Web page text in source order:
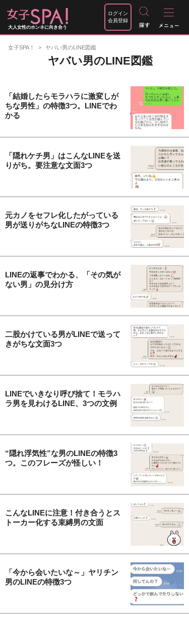
大人女性のホンネに向き合う
ログイン
会員登録
女子SPA！ ヤバい男のLINE図鑑
ヤバい男のLINE図鑑
「結婚したらモラハラに激変しが
ちな男性」の特徴3つ。LINEでわ
かる
「隠れケチ男」はこんなLINEを送
りがち。要注意な文面3つ
元カノをセフレ化したがっている
男が送りがちなLINEの特徴3つ
LINEの返事でわかる、「その気が
ない男」の見分け方
二股かけている男がLINEで送って
きがちな文面3つ
LINEでいきなり呼び捨て！モラハ
ラ男を見わけるLINE、3つの文例
“隠れ浮気性”な男のLINEの特徴3
つ。このフレーズが怪しい！
こんなLINEに注意！付き合うとス
トーカー化する束縛男の文面
「今から会いたいな～」ヤリチン
男のLINEの特徴3つ